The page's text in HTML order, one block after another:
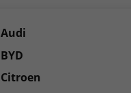
Audi
BYD
Citroen